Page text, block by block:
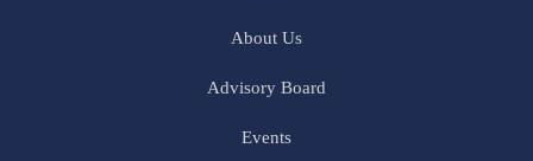
About Us
Advisory Board
Events